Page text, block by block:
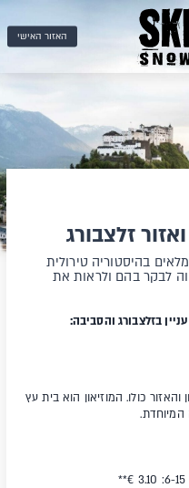
האזור האישי
זלצבורג
בהיסטוריה טירולית
לבקר בהם ולראות את
בזלצבורג והסביבה:
כולו. המוזיאון הוא בית עץ
המיוחדת.